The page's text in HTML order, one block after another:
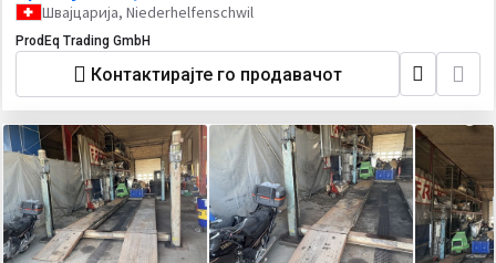
Швајцарија, Niederhelfenschwil
ProdEq Trading GmbH
Контактирајте го продавачот